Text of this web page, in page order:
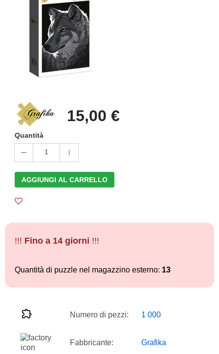
15,00 €
Quantità
1
AGGIUNGI AL CARRELLO
!!! Fino a 14 giorni !!!
Quantità di puzzle nel magazzino esterno: 13
Numero di pezzi: 1 000
Fabbricante: Grafika